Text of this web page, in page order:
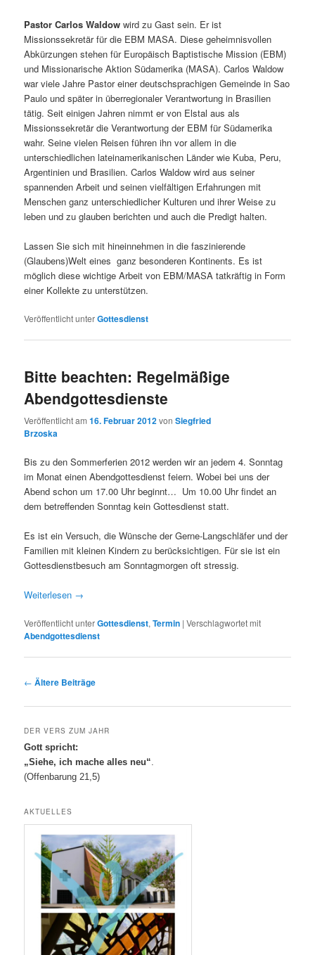
Pastor Carlos Waldow wird zu Gast sein. Er ist
Missionssekretär für die EBM MASA. Diese geheimnisvollen
Abkürzungen stehen für Europäisch Baptistische Mission (EBM)
und Missionarische Aktion Südamerika (MASA). Carlos Waldow
war viele Jahre Pastor einer deutschsprachigen Gemeinde in Sao
Paulo und später in überregionaler Verantwortung in Brasilien
tätig. Seit einigen Jahren nimmt er von Elstal aus als
Missionssekretär die Verantwortung der EBM für Südamerika
wahr. Seine vielen Reisen führen ihn vor allem in die
unterschiedlichen lateinamerikanischen Länder wie Kuba, Peru,
Argentinien und Brasilien. Carlos Waldow wird aus seiner
spannenden Arbeit und seinen vielfältigen Erfahrungen mit
Menschen ganz unterschiedlicher Kulturen und ihrer Weise zu
leben und zu glauben berichten und auch die Predigt halten.
Lassen Sie sich mit hineinnehmen in die faszinierende
(Glaubens)Welt eines ganz besonderen Kontinents. Es ist
möglich diese wichtige Arbeit von EBM/MASA tatkräftig in Form
einer Kollekte zu unterstützen.
Veröffentlicht unterGottesdienst
Bitte beachten: Regelmäßige
Abendgottesdienste
Veröffentlicht am16. Februar 2012vonSiegfried
Brzoska
Bis zu den Sommerferien 2012 werden wir an jedem 4. Sonntag
im Monat einen Abendgottesdienst feiern. Wobei bei uns der
Abend schon um 17.00 Uhr beginnt… Um 10.00 Uhr findet an
dem betreffenden Sonntag kein Gottesdienst statt.
Es ist ein Versuch, die Wünsche der Gerne-Langschläfer und der
Familien mit kleinen Kindern zu berücksichtigen. Für sie ist ein
Gottesdienstbesuch am Sonntagmorgen oft stressig.
Weiterlesen →
Veröffentlicht unterGottesdienst,Termin |Verschlagwortet mit
Abendgottesdienst
Beitragsnavigation
← Ältere Beiträge
DER VERS ZUM JAHR
Gott spricht:
„Siehe, ich mache alles neu“
(Offenbarung 21,5)
AKTUELLES